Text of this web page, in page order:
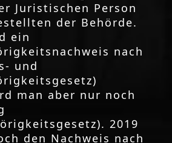
Juristischen Person
der Behörde.
ein
nach
und
man aber nur noch
2019
den Nachweis nach